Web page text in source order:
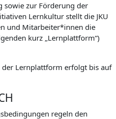
sowie zur Förderung der
Lernkultur stellt die JKU
und Mitarbeiter*innen die
kurz „Lernplattform“)
Lernplattform erfolgt bis auf
regeln den